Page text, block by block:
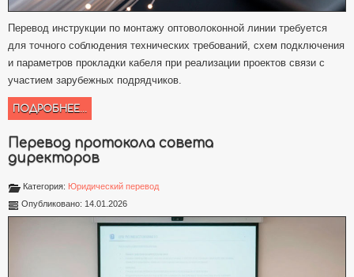
Перевод инструкции по монтажу оптоволоконной линии требуется
для точного соблюдения технических требований, схем подключения
и параметров прокладки кабеля при реализации проектов связи с
участием зарубежных подрядчиков.
ПОДРОБНЕЕ...
Перевод протокола совета
директоров
Категория: Юридический перевод
Опубликовано: 14.01.2026